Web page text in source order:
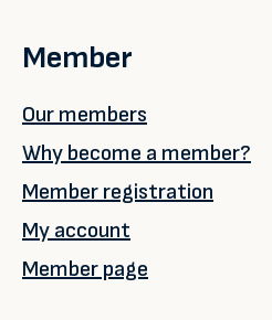
Member
Our members
Why become a member?
Member registration
My account
Member page